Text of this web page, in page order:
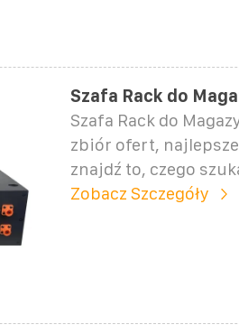
Szafa Rack do
Szafa Rack do
zbiór ofert,
znajdź to, czego
Zobacz Szczegóły